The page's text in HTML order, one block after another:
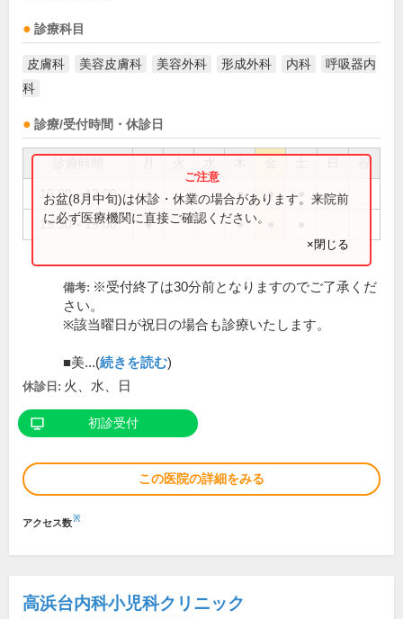
診療科目
皮膚科 美容皮膚科 美容外科 形成外科 内科
呼吸器内
科
診療/受付時間・休診日
10:00～13:00 ● ● ●
15:30～19:00 ● ●
お盆(8月中旬)は休診・休業の場合があります。来院前
に必ず医療機関に直接ご確認ください。
×閉じる
備考: ※受付終了は30分前となりますのでご了承くだ
さい。
※該当曜日が祝日の場合も診療いたします。
■美...(続きを読む)
休診日: 火、水、日
初診受付
この医院の詳細をみる
アクセス数※
高浜台内科小児科クリニック